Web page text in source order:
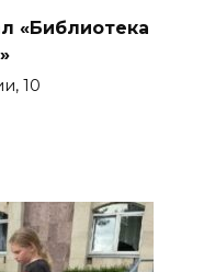
«Библиотека
10